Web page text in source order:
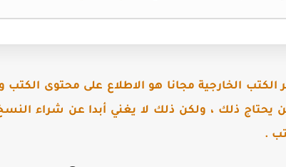
الخارجية مجانا هو الاطلاع على محتوى الكتب
يحتاج ذلك ، ولكن ذلك لا يغني أبدا عن شراء
.